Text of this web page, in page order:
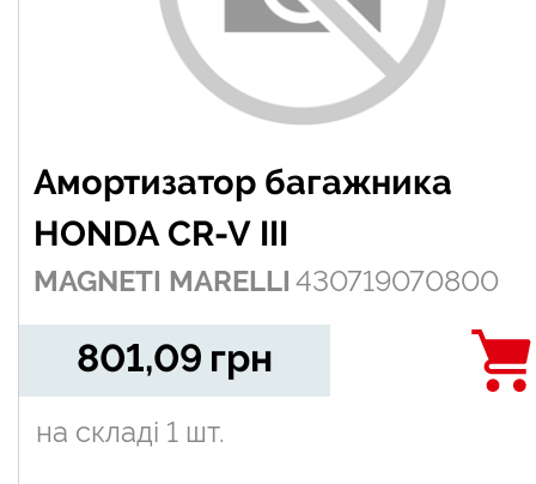
Амортизатор багажника
HONDA CR-V III
MAGNETI MARELLI 430719070800
801,09 грн
на складі 1 шт.